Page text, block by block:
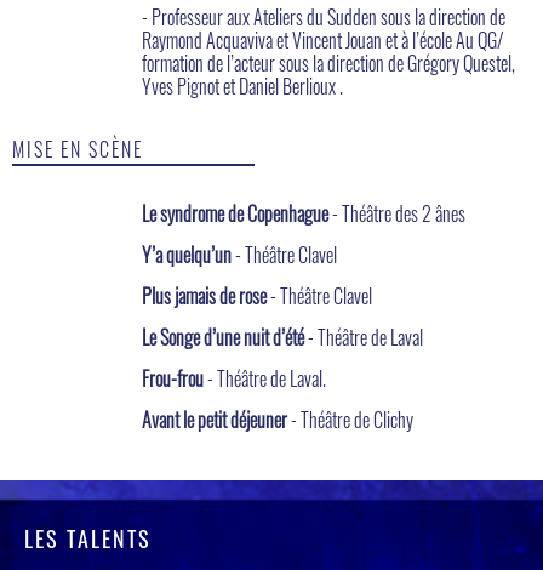
- Professeur aux Ateliers du Sudden sous la direction de
Raymond Acquaviva et Vincent Jouan et à l’école Au QG/
formation de l’acteur sous la direction de Grégory Questel,
Yves Pignot et Daniel Berlioux .
MISE EN SCÈNE
Le syndrome de Copenhague- Théâtre des 2 ânes
Y’a quelqu’un- Théâtre Clavel
Plus jamais de rose- Théâtre Clavel
Le Songe d’une nuit d’été- Théâtre de Laval
Frou-frou- Théâtre de Laval.
Avant le petit déjeuner- Théâtre de Clichy
LES TALENTS